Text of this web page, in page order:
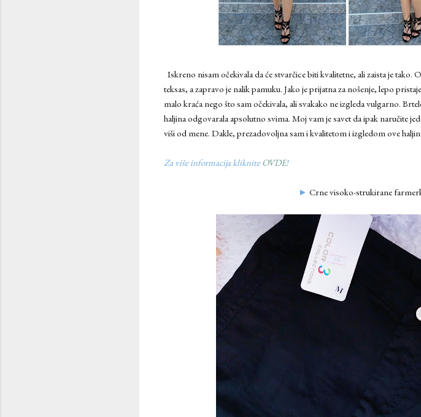
Iskreno nisam očekivala da će stvarčice biti kvalitetne, ali zaista je
teksas, a zapravo je nalik pamuku. Jako je prijatna za nošenje, lepo
malo kraća nego što sam očekivala, ali svakako ne izgleda vulgarno.
haljina odgovarala apsolutno svima. Moj vam je savet da ipak naručite
viši od mene. Dakle, prezadovoljna sam i kvalitetom i izgledom ove
Za više informacija klikniteOVDE!
► Crne visoko-strukirane